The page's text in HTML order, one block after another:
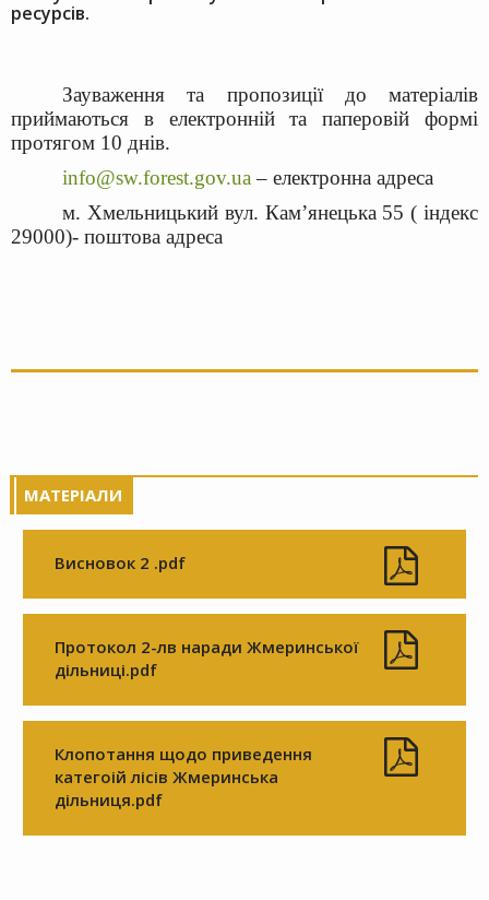
ресурсів.
Зауваження та пропозиції до матеріалів
приймаються в електронній та паперовій формі
протягом 10 днів.
info@sw.forest.gov.ua– електронна адреса
м. Хмельницький вул. Кам’янецька 55 ( індекс
29000)- поштова адреса
МАТЕРІАЛИ
Висновок 2 .pdf
Протокол 2-лв наради Жмеринської
дільниці.pdf
Клопотання щодо приведення
категоій лісів Жмеринська
дільниця.pdf